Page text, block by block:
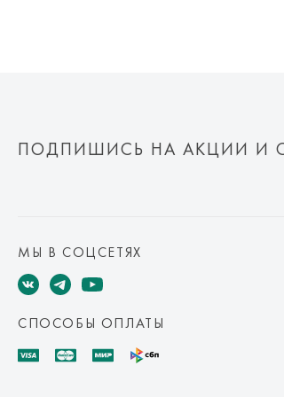
ПОДПИШИСЬ НА АКЦИИ И
МЫ В СОЦСЕТЯХ
СПОСОБЫ ОПЛАТЫ